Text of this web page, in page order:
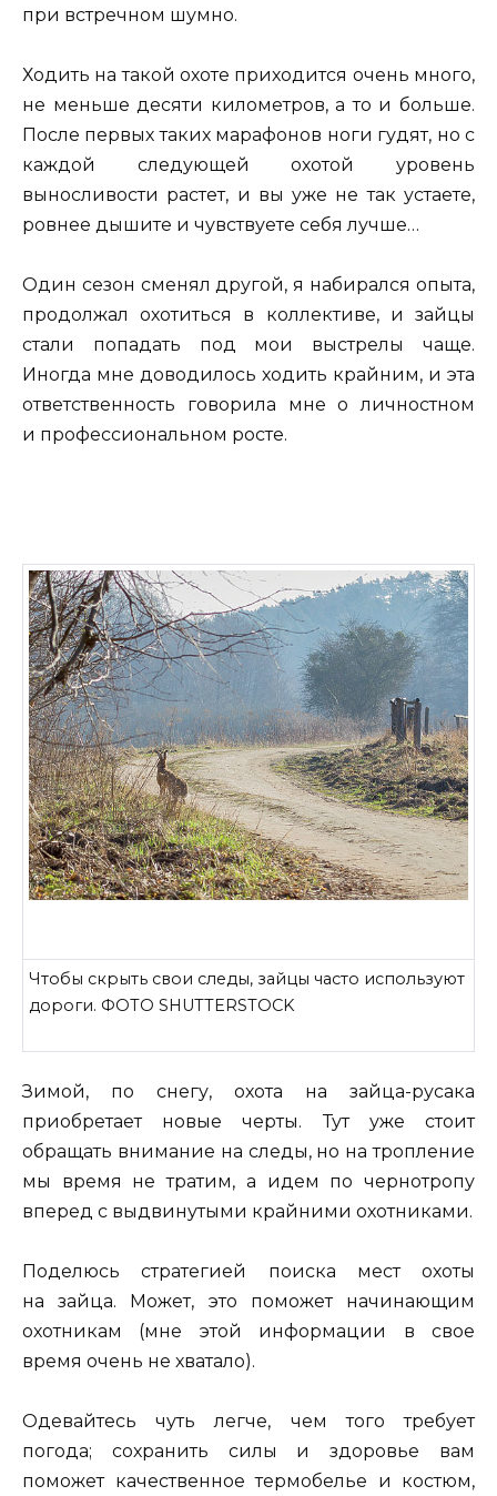
при встречном шумно.
Ходить на такой охоте приходится очень много,
не меньше десяти километров, а то и больше.
После первых таких марафонов ноги гудят, но с
каждой следующей охотой уровень
выносливости растет, и вы уже не так устаете,
ровнее дышите и чувствуете себя лучше…
Один сезон сменял другой, я набирался опыта,
продолжал охотиться в коллективе, и зайцы
стали попадать под мои выстрелы чаще.
Иногда мне доводилось ходить крайним, и эта
ответственность говорила мне о личностном
и профессиональном росте.
Чтобы скрыть свои следы, зайцы часто используют
дороги. ФОТО SHUTTERSTOCK
Зимой, по снегу, охота на зайца-русака
приобретает новые черты. Тут уже стоит
обращать внимание на следы, но на тропление
мы время не тратим, а идем по чернотропу
вперед с выдвинутыми крайними охотниками.
Поделюсь стратегией поиска мест охоты
на зайца. Может, это поможет начинающим
охотникам (мне этой информации в свое
время очень не хватало).
Одевайтесь чуть легче, чем того требует
погода; сохранить силы и здоровье вам
поможет качественное термобелье и костюм,